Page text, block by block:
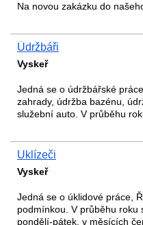
Na novou zakázku do
Údržbáři
Vyskeř
Jedná se o údržbářské
zahrady, údržba bazénu,
služební auto. V průběhu
Uklízeči
Vyskeř
Jedná se o úklidové práce,
podmínkou. V průběhu roku
pondělí-pátek, v měsících